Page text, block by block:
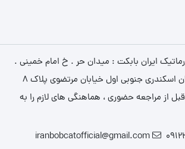
ایران بابکت : میدان حر . خ امام خمینی .
خیابان کمالی . خیابان اسکندری جنوبی اول خیابان مرتضوی پلاک 8
از مراجعه حضوری ، هماهنگی های لازم را به
iranbobcatofficial@gmail.com